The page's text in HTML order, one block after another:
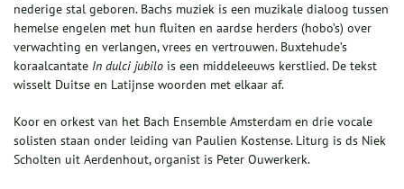
nederige stal geboren. Bachs muziek is een muzikale dialoog tussen
hemelse engelen met hun fluiten en aardse herders (hobo’s) over
verwachting en verlangen, vrees en vertrouwen. Buxtehude’s
koraalcantate In dulci jubilo is een middeleeuws kerstlied. De tekst
wisselt Duitse en Latijnse woorden met elkaar af.
Koor en orkest van het Bach Ensemble Amsterdam en drie vocale
solisten staan onder leiding van Paulien Kostense. Liturg is ds Niek
Scholten uit Aerdenhout, organist is Peter Ouwerkerk.